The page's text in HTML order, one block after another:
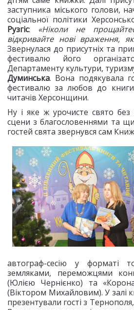
заступника міського голови,
соціальної політики
Рузгіс: «Ніколи не
відкривайте нові враження,
Звернулася до присутніх та
фестивалю його
Департаменту культури,
Думинська. Вона подякувала
фестивалю за любов до книги
читачів Херсонщини.
Ну і яке ж урочисте свято без
сцени з благословеннями та
гостей свята звернувся сам
автограф-сесію у форматі
земляками, переможцями
(Юлією Чернієнко) та
(Віктором Михайловим). У залі
презентували гості з